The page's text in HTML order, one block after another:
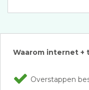
Waarom internet +
Overstappen